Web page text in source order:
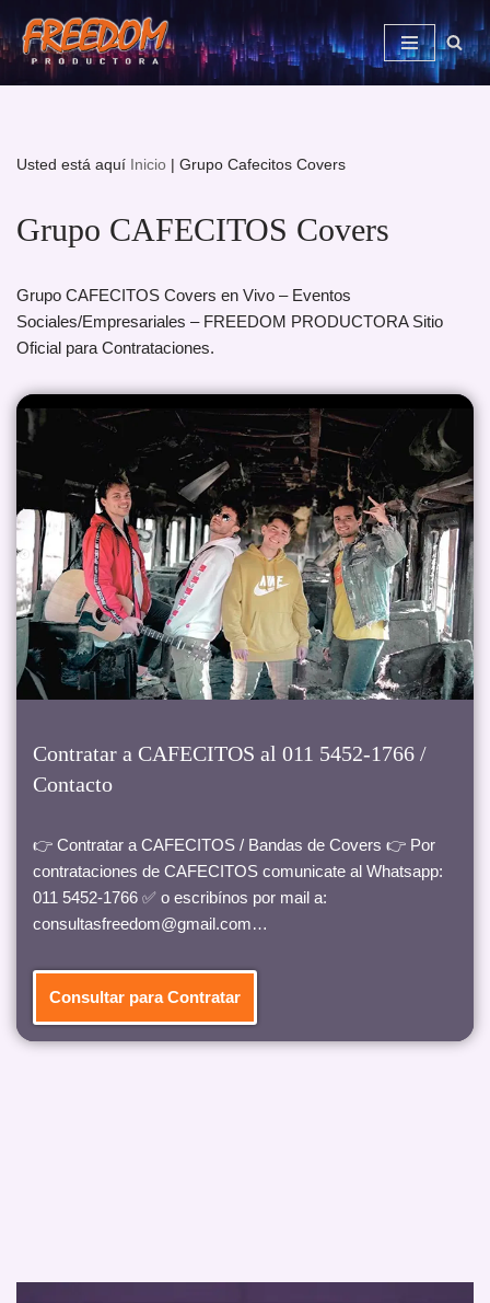
Saltar
al
Usted está aquí Inicio | Grupo Cafecitos Covers
Grupo CAFECITOS Covers
Grupo CAFECITOS Covers en Vivo – Eventos
Sociales/Empresariales – FREEDOM PRODUCTORA Sitio
Oficial para Contrataciones.
Contratar a CAFECITOS al 011 5452-1766 /
Contacto
👉 Contratar a CAFECITOS / Bandas de Covers 👉 Por
contrataciones de CAFECITOS comunicate al Whatsapp:
011 5452-1766 ✅ o escribínos por mail a:
consultasfreedom@gmail.com…
Consultar para Contratar